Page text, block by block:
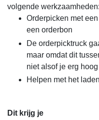
volgende werkzaamheden:
Orderpicken met
een orderbon
De orderpicktruck
maar omdat dit
niet alsof je erg
Helpen met het
Dit krijg je